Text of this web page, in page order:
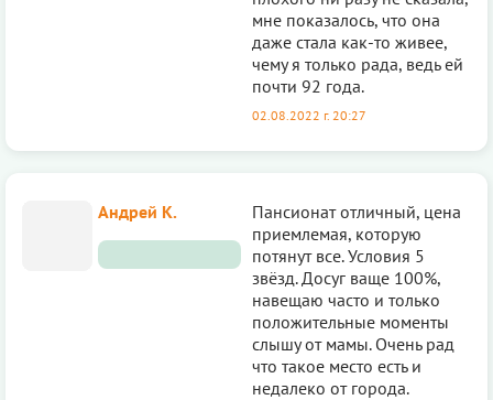
мне показалось, что она
даже стала как-то живее,
чему я только рада, ведь ей
почти 92 года.
02.08.2022 г. 20:27
Андрей К.
Пансионат отличный, цена
приемлемая, которую
потянут все. Условия 5
звёзд. Досуг ваще 100%,
навещаю часто и только
положительные моменты
слышу от мамы. Очень рад
что такое место есть и
недалеко от города.